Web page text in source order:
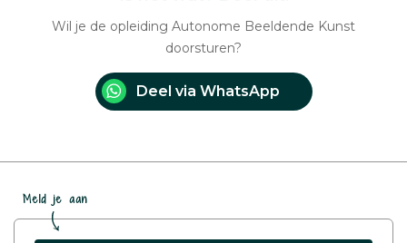
Wil je de opleiding Autonome Beeldende Kunst
doorsturen?
Deel via WhatsApp
Meld je aan